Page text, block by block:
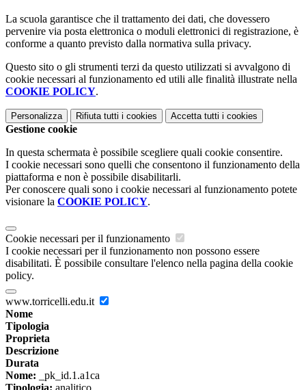
La scuola garantisce che il trattamento dei dati, che dovessero
pervenire via posta elettronica o moduli elettronici di registrazione, è
conforme a quanto previsto dalla normativa sulla privacy.
Questo sito o gli strumenti terzi da questo utilizzati si avvalgono di
cookie necessari al funzionamento ed utili alle finalità illustrate nella
COOKIE POLICY.
Personalizza Rifiuta tutti i cookies Accetta tutti i cookies
Gestione cookie
In questa schermata è possibile scegliere quali cookie consentire.
I cookie necessari sono quelli che consentono il funzionamento della
piattaforma e non è possibile disabilitarli.
Per conoscere quali sono i cookie necessari al funzionamento potete
visionare la COOKIE POLICY.
Cookie necessari per il funzionamento
I cookie necessari per il funzionamento non possono essere
disabilitati. È possibile consultare l'elenco nella pagina della cookie
policy.
www.torricelli.edu.it
Nome
Tipologia
Proprieta
Descrizione
Durata
Nome: _pk_id.1.a1ca